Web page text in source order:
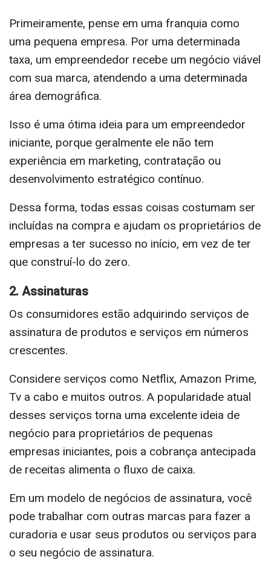
Primeiramente, pense em uma franquia como
uma pequena empresa. Por uma determinada
taxa, um empreendedor recebe um negócio viável
com sua marca, atendendo a uma determinada
área demográfica.
Isso é uma ótima ideia para um empreendedor
iniciante, porque geralmente ele não tem
experiência em marketing, contratação ou
desenvolvimento estratégico contínuo.
Dessa forma, todas essas coisas costumam ser
incluídas na compra e ajudam os proprietários de
empresas a ter sucesso no início, em vez de ter
que construí-lo do zero.
2. Assinaturas
Os consumidores estão adquirindo serviços de
assinatura de produtos e serviços em números
crescentes.
Considere serviços como Netflix, Amazon Prime,
Tv a cabo e muitos outros. A popularidade atual
desses serviços torna uma excelente ideia de
negócio para proprietários de pequenas
empresas iniciantes, pois a cobrança antecipada
de receitas alimenta o fluxo de caixa.
Em um modelo de negócios de assinatura, você
pode trabalhar com outras marcas para fazer a
curadoria e usar seus produtos ou serviços para
o seu negócio de assinatura.